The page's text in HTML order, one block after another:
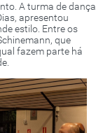
A turma de dança
apresentou
estilo. Entre os
que
fazem parte há